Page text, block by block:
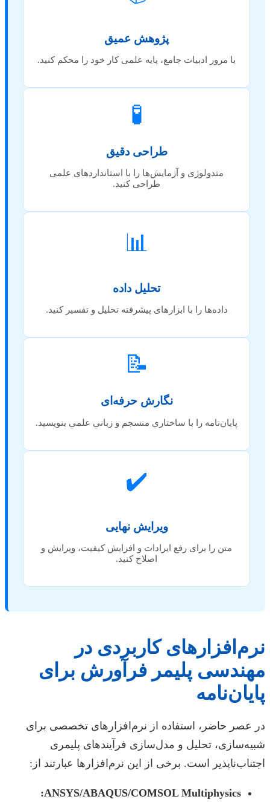
پژوهش عمیق
با مرور ادبیات جامع، پایه علمی کار خود را محکم کنید.
🧪
طراحی دقیق
متدولوژی و آزمایش‌ها را با استانداردهای علمی
طراحی کنید.
📊
تحلیل داده
داده‌ها را با ابزارهای پیشرفته تحلیل و تفسیر کنید.
📝
نگارش حرفه‌ای
پایان‌نامه را با ساختاری منسجم و زبانی علمی بنویسید.
✔️
ویرایش نهایی
متن را برای رفع ایرادات و افزایش کیفیت، ویرایش و
اصلاح کنید.
نرم‌افزارهای کاربردی در
مهندسی پلیمر فرآورش برای
پایان‌نامه
در عصر حاضر، استفاده از نرم‌افزارهای تخصصی برای
شبیه‌سازی، تحلیل و مدل‌سازی فرآیندهای پلیمری
اجتناب‌ناپذیر است. برخی از این نرم‌افزارها عبارتند از:
ANSYS/ABAQUS/COMSOL Multiphysics: